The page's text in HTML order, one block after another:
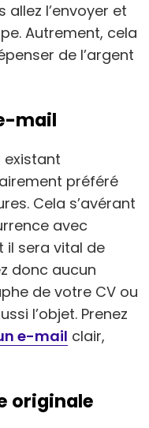
l’envoyer et
Autrement, cela
de l’argent
mail
existant
préféré
Cela s’avérant
avec
il sera vital de
donc aucun
de votre CV ou
l’objet. Prenez
e-mail clair,
originale